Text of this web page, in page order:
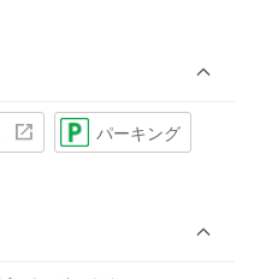
パーキング